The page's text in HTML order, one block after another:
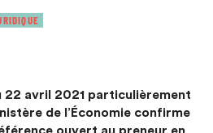
22 avril 2021 particulièrement
de l’Économie confirme